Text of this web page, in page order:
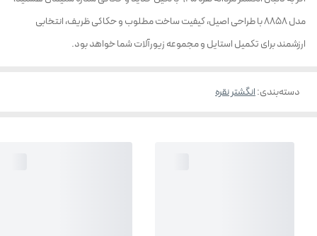
مدل 8858 با طراحی اصیل، کیفیت ساخت مطلوب و حکاکی ظریف، انتخابی
ارزشمند برای تکمیل استایل و مجموعه زیورآلات شما خواهد بود.
دسته‌بندی:انگشتر نقره